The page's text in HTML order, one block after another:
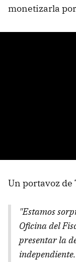
monetizarla
Un portavoz de
"Estamos
Oficina del
presentar la